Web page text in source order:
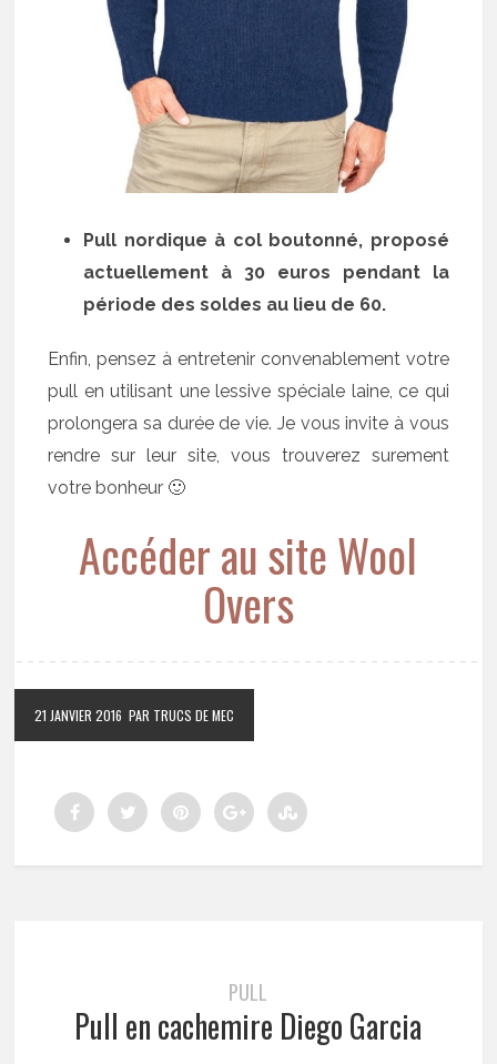
Pull nordique à col boutonné, proposé
actuellement à 30 euros pendant la
période des soldes au lieu de 60.
Enfin, pensez à entretenir convenablement votre
pull en utilisant une lessive spéciale laine, ce qui
prolongera sa durée de vie. Je vous invite à vous
rendre sur leur site, vous trouverez surement
votre bonheur 🙂
Accéder au site Wool
Overs
21 JANVIER 2016 PAR TRUCS DE MEC
PULL
Pull en cachemire Diego Garcia